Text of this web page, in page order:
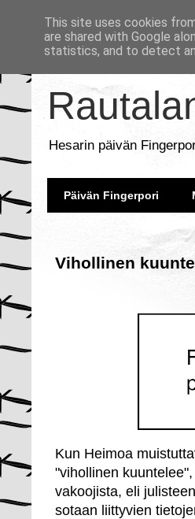
Hesarin päivän
Päivän Fingerpori
Vihollinen
Kun Heimoa
"vihollinen
vakoojista, eli
sotaan liittyvien
This site uses cookies
are shared with Google
statistics, and to detect